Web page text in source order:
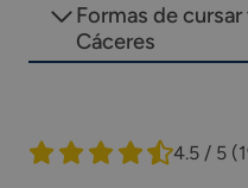
Formas de
Cáceres
4.5 / 5